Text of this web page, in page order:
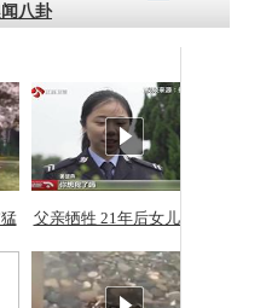
八卦
父亲牺牲 21年后女儿从警